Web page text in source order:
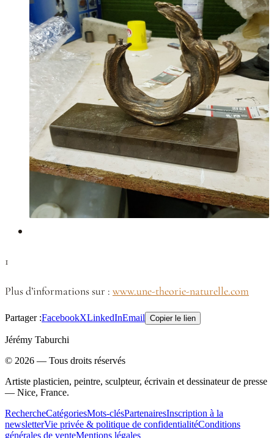
1
Plus d’informations sur : www.une-theorie-naturelle.com
Partager :FacebookXLinkedInEmail Copier le lien
Jérémy Taburchi
© 2026 — Tous droits réservés
Artiste plasticien, peintre, sculpteur, écrivain et dessinateur de presse
— Nice, France.
RechercheCatégoriesMots-clésPartenairesInscription à la
newsletterVie privée & politique de confidentialitéConditions
générales de venteMentions légales